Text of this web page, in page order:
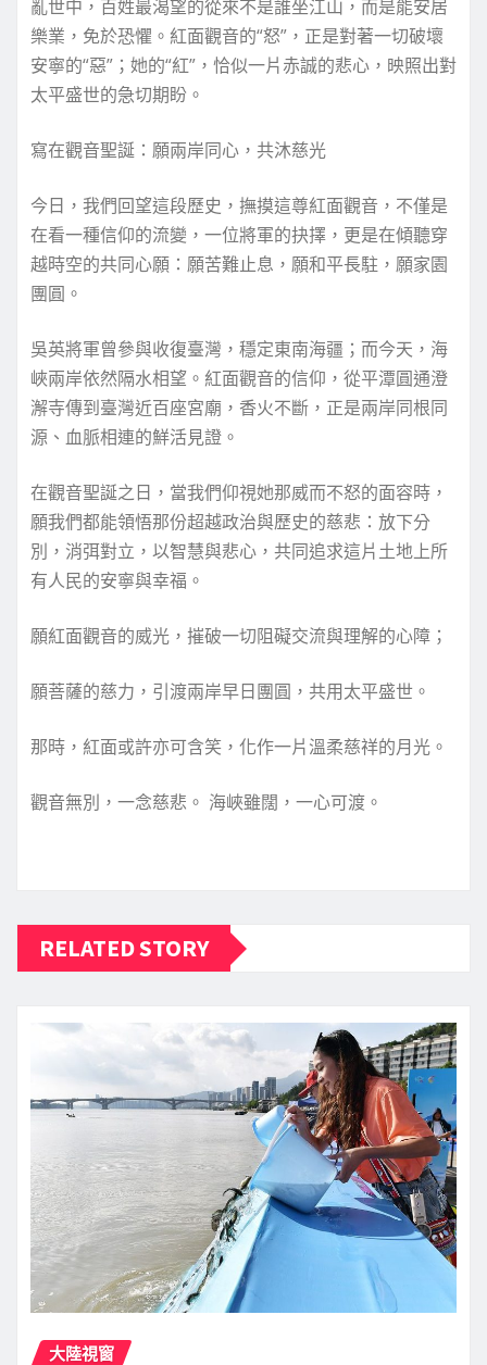
亂世中，百姓最渴望的從來不是誰坐江山，而是能安居
樂業，免於恐懼。紅面觀音的“怒”，正是對著一切破壞
安寧的“惡”；她的“紅”，恰似一片赤誠的悲心，映照出對
太平盛世的急切期盼。
寫在觀音聖誕：願兩岸同心，共沐慈光
今日，我們回望這段歷史，撫摸這尊紅面觀音，不僅是
在看一種信仰的流變，一位將軍的抉擇，更是在傾聽穿
越時空的共同心願：願苦難止息，願和平長駐，願家園
團圓。
吳英將軍曾參與收復臺灣，穩定東南海疆；而今天，海
峽兩岸依然隔水相望。紅面觀音的信仰，從平潭圓通澄
澥寺傳到臺灣近百座宮廟，香火不斷，正是兩岸同根同
源、血脈相連的鮮活見證。
在觀音聖誕之日，當我們仰視她那威而不怒的面容時，
願我們都能領悟那份超越政治與歷史的慈悲：放下分
別，消弭對立，以智慧與悲心，共同追求這片土地上所
有人民的安寧與幸福。
願紅面觀音的威光，摧破一切阻礙交流與理解的心障；
願菩薩的慈力，引渡兩岸早日團圓，共用太平盛世。
那時，紅面或許亦可含笑，化作一片溫柔慈祥的月光。
觀音無別，一念慈悲。 海峽雖闊，一心可渡。
RELATED STORY
大陸視窗